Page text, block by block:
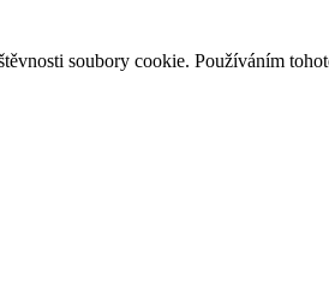
soubory cookie. Používáním